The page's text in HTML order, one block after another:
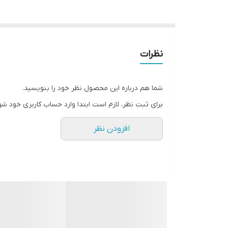
نظرات
شما هم درباره این محصول نظر خود را بنویسید.
برای ثبت نظر، لازم است ابتدا وارد حساب کاربری خود
افزودن نظر